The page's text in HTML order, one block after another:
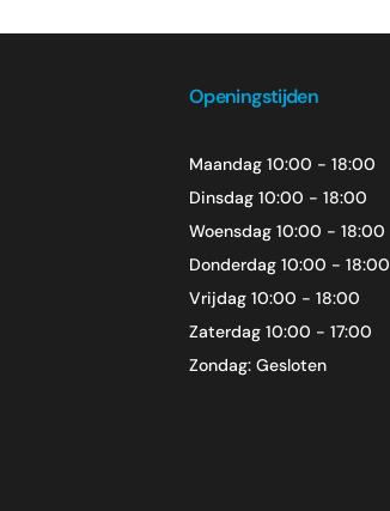
Openingstijden
Maandag 10:00 - 18:00
Dinsdag 10:00 - 18:00
Woensdag 10:00 - 18:00
Donderdag 10:00 - 18:00
Vrijdag 10:00 - 18:00
Zaterdag 10:00 - 17:00
Zondag: Gesloten